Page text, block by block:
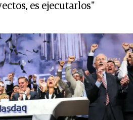
es ejecutarlos"